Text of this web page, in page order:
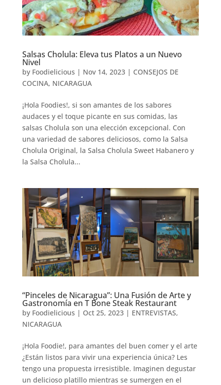
Salsas Cholula: Eleva tus Platos a un Nuevo
Nivel
by Foodielicious | Nov 14, 2023| CONSEJOS DE
COCINA, NICARAGUA
¡Hola Foodies!, si son amantes de los sabores
audaces y el toque picante en sus comidas, las
salsas Cholula son una elección excepcional. Con
una variedad de sabores deliciosos, como la Salsa
Cholula Original, la Salsa Cholula Sweet Habanero y
la Salsa Cholula...
“Pinceles de Nicaragua”: Una Fusión de Arte y
Gastronomía en T Bone Steak Restaurant
by Foodielicious | Oct 25, 2023| ENTREVISTAS,
NICARAGUA
¡Hola Foodie!, para amantes del buen comer y el arte
¿Están listos para vivir una experiencia única? Les
tengo una propuesta irresistible. Imaginen degustar
un delicioso platillo mientras se sumergen en el